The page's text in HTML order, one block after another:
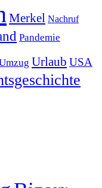
Merkel Nachruf
Pandemie
Urlaub USA